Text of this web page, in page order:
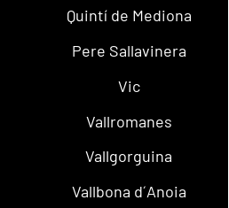
Quintí de Mediona
Pere Sallavinera
Vic
Vallromanes
Vallgorguina
Vallbona d´Anoia